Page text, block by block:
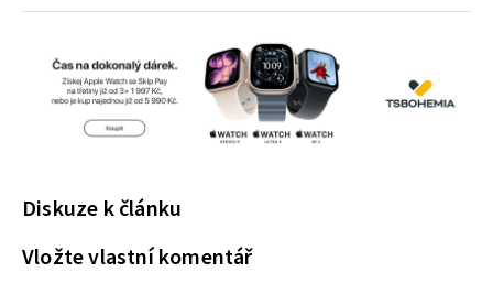
Diskuze k článku
Vložte vlastní komentář